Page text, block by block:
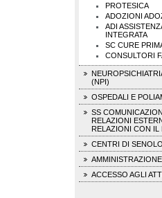
PROTESICA
ADOZIONI
ADI
INTEGRATA
SC CURE
CONSULTORI
(NPI)
OSPEDALI E
SS
RELAZIONI
RELAZIONI CON IL
CENTRI DI
ACCESSO AGLI